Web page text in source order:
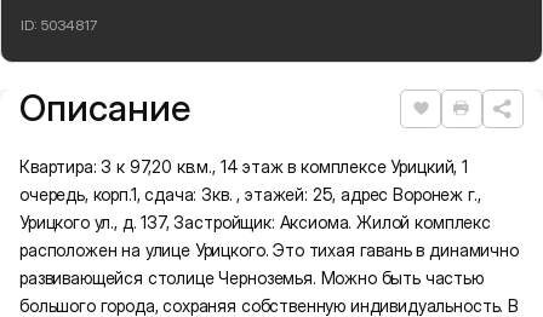
ID: 5034817
Подробная информация
Описание Нравится
Квартира: 3 к 97,20 кв.м., 14 этаж в комплексе Урицкий, 1
очередь, корп.1, сдача: 3кв. , этажей: 25, адрес Воронеж г.,
Урицкого ул., д. 137, Застройщик: Аксиома. Жилой комплекс
расположен на улице Урицкого. Это тихая гавань в динамично
развивающейся столице Черноземья. Можно быть частью
большого города, сохраняя собственную индивидуальность. В